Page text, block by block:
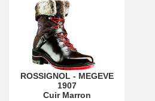
ROSSIGNOL - MEGEVE
1907
Cuir Marron